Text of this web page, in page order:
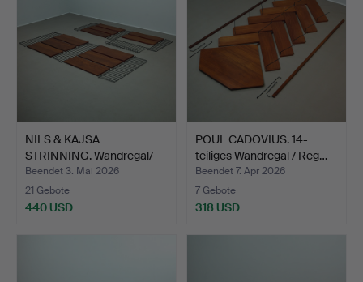
NILS & KAJSA
STRINNING. Wandregal/
Regalsy…
Beendet 3. Mai 2026
21 Gebote
440 USD
POUL CADOVIUS. 14-
teiliges Wandregal / Reg…
Beendet 7. Apr 2026
7 Gebote
318 USD